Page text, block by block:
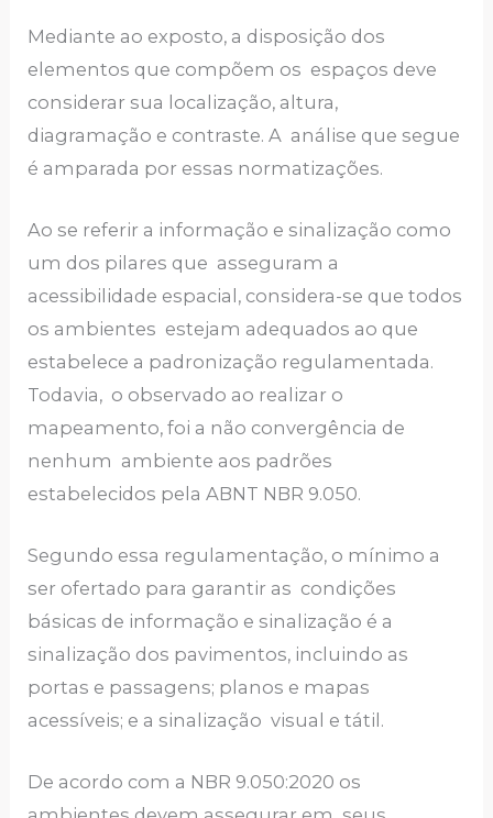
Mediante ao exposto, a disposição dos
elementos que compõem os espaços deve
considerar sua localização, altura,
diagramação e contraste. A análise que segue
é amparada por essas normatizações.
Ao se referir a informação e sinalização como
um dos pilares que asseguram a
acessibilidade espacial, considera-se que todos
os ambientes estejam adequados ao que
estabelece a padronização regulamentada.
Todavia, o observado ao realizar o
mapeamento, foi a não convergência de
nenhum ambiente aos padrões
estabelecidos pela ABNT NBR 9.050.
Segundo essa regulamentação, o mínimo a
ser ofertado para garantir as condições
básicas de informação e sinalização é a
sinalização dos pavimentos, incluindo as
portas e passagens; planos e mapas
acessíveis; e a sinalização visual e tátil.
De acordo com a NBR 9.050:2020 os